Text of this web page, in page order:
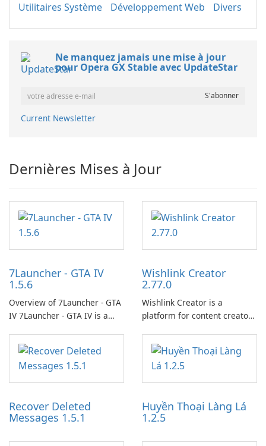
Utilitaires Système
Développement Web Divers
Ne manquez jamais une mise à jour
pour Opera GX Stable avec UpdateStar
Current Newsletter
Dernières Mises à Jour
7Launcher - GTA IV
1.5.6
Overview of 7Launcher - GTA
IV 7Launcher - GTA IV is a
application designed to
optimize the gaming
experience for Grand Theft
Auto IV.
Wishlink Creator
2.77.0
Wishlink Creator is a
platform for content creators
work through built-in brand
partnerships and integrated
tools for content distribution
and audience engagement.
Recover Deleted
Messages 1.5.1
Huyền Thoại Làng Lá
1.2.5